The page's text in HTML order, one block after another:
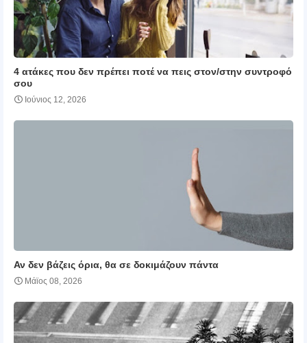
4 ατάκες που δεν πρέπει ποτέ να πεις στον/στην συντροφό
σου
Ιούνιος 12, 2026
Αν δεν βάζεις όρια, θα σε δοκιμάζουν πάντα
Μάϊος 08, 2026